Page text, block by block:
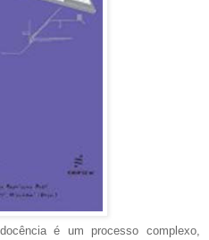
é um processo complexo,